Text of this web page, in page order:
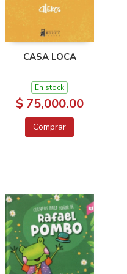
CASA LOCA
En stock
$ 75,000.00
Comprar